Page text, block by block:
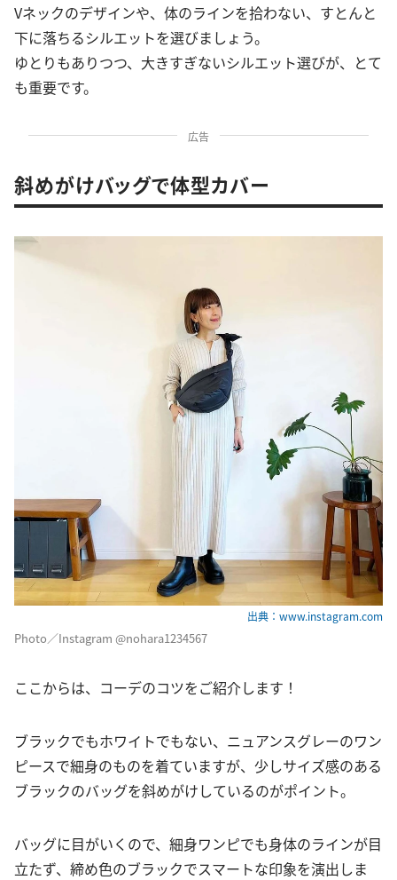
Vネックのデザインや、体のラインを拾わない、すとんと
下に落ちるシルエットを選びましょう。
ゆとりもありつつ、大きすぎないシルエット選びが、とて
も重要です。
広告
斜めがけバッグで体型カバー
出典：www.instagram.com
Photo／Instagram @nohara1234567
ここからは、コーデのコツをご紹介します！
ブラックでもホワイトでもない、ニュアンスグレーのワン
ピースで細身のものを着ていますが、少しサイズ感のある
ブラックのバッグを斜めがけしているのがポイント。
バッグに目がいくので、細身ワンピでも身体のラインが目
立たず、締め色のブラックでスマートな印象を演出しま